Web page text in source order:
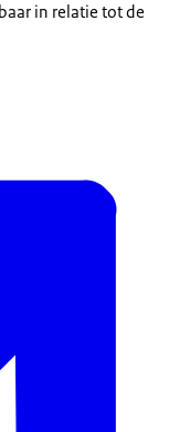
in relatie tot de